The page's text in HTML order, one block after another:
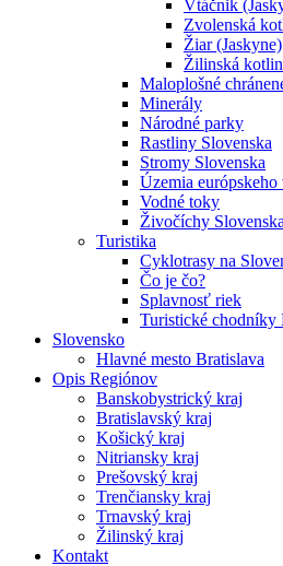
Vtáčnik
Zvolenská
Žiar (Jaskyne)
Žilinská
Maloplošné
Minerály
Národné parky
Rastliny Slovenska
Stromy Slovenska
Územia európskeho
Vodné toky
Živočíchy Slovenska
Turistika
Cyklotrasy na
Čo je čo?
Splavnosť riek
Turistické chodníky
Slovensko
Hlavné mesto Bratislava
Opis Regiónov
Banskobystrický kraj
Bratislavský kraj
Košický kraj
Nitriansky kraj
Prešovský kraj
Trenčiansky kraj
Trnavský kraj
Žilinský kraj
Kontakt